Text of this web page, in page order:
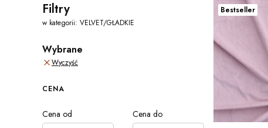
Filtry
w kategorii: VELVET/GŁADKIE
Wybrane
Wyczyść
CENA
Cena od
Cena do
Bestseller